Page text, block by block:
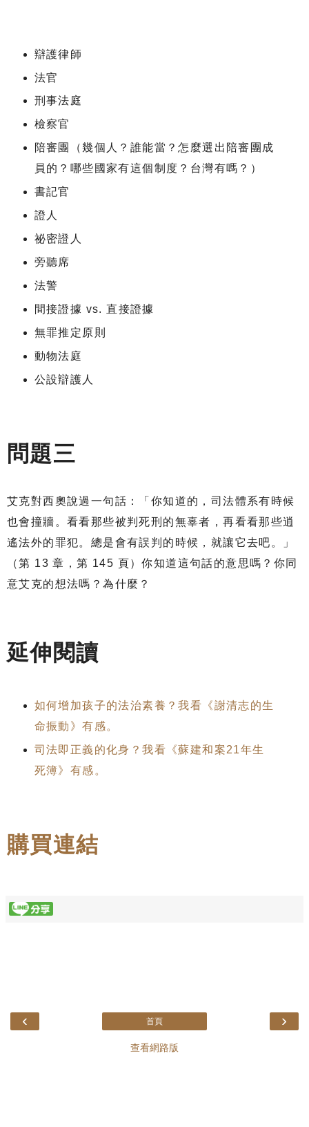
辯護律師
法官
刑事法庭
檢察官
陪審團（幾個人？誰能當？怎麼選出陪審團成
員的？哪些國家有這個制度？台灣有嗎？）
書記官
證人
祕密證人
旁聽席
法警
間接證據 vs. 直接證據
無罪推定原則
動物法庭
公設辯護人
問題三
艾克對西奧說過一句話：「你知道的，司法體系有時候
也會撞牆。看看那些被判死刑的無辜者，再看看那些逍
遙法外的罪犯。總是會有誤判的時候，就讓它去吧。」
（第 13 章，第 145 頁）你知道這句話的意思嗎？你同
意艾克的想法嗎？為什麼？
延伸閱讀
如何增加孩子的法治素養？我看《謝清志的生
命振動》有感。
司法即正義的化身？我看《蘇建和案21年生
死簿》有感。
購買連結
‹ ›
首頁
查看網路版